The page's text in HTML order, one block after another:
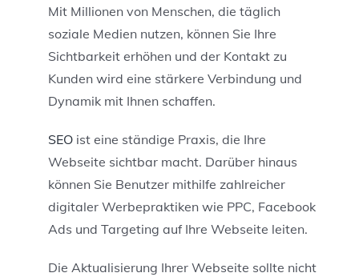
Mit Millionen von Menschen, die täglich
soziale Medien nutzen, können Sie Ihre
Sichtbarkeit erhöhen und der Kontakt zu
Kunden wird eine stärkere Verbindung und
Dynamik mit Ihnen schaffen.
SEOist eine ständige Praxis, die Ihre
Webseite sichtbar macht. Darüber hinaus
können Sie Benutzer mithilfe zahlreicher
digitaler Werbepraktiken wie PPC, Facebook
Ads und Targeting auf Ihre Webseite leiten.
Die Aktualisierung Ihrer Webseite sollte nicht